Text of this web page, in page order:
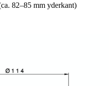
82–85 mm yderkant)